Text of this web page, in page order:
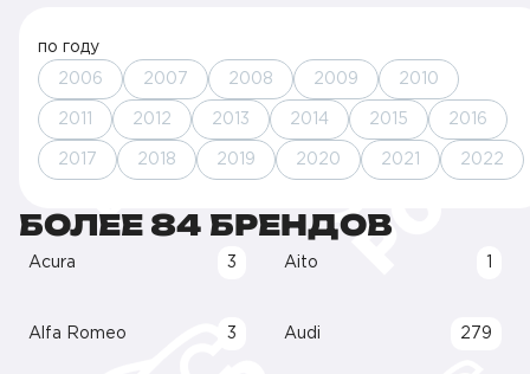
по году
2006 2007 2008 2009 2010
2011 2012 2013 2014 2015 2016
2017 2018 2019 2020 2021 2022
БОЛЕЕ 84 БРЕНДОВ
Acura 3 Aito
Alfa Romeo 3 Audi 279